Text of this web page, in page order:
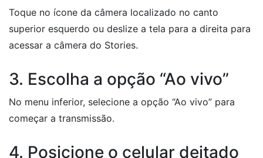
Toque no ícone da câmera localizado no canto
superior esquerdo ou deslize a tela para a direita para
acessar a câmera do Stories.
3. Escolha a opção “Ao vivo”
No menu inferior, selecione a opção “Ao vivo” para
começar a transmissão.
4. Posicione o celular deitado